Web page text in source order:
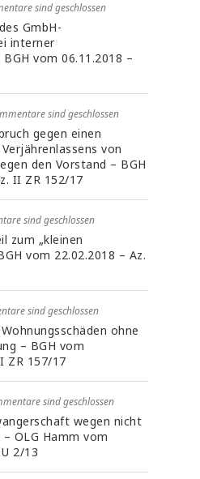
sind geschlossen
GmbH-
interner
vom 06.11.2018 –
sind geschlossen
gegen einen
von
den Vorstand – BGH
II ZR 152/17
sind geschlossen
zum „kleinen
vom 22.02.2018 – Az.
sind geschlossen
ohne
– BGH vom
ZR 157/17
sind geschlossen
wegen nicht
OLG Hamm vom
2/13